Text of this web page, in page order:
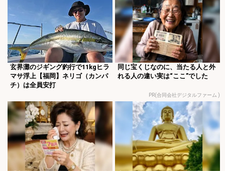
玄界灘のジギング釣行で11kgヒラ
マサ浮上【福岡】ネリゴ（カンパ
チ）は全員安打
同じ宝くじなのに、当たる人と外
れる人の違い実は“ここ”でした
PR(合同会社デジタルファーム )